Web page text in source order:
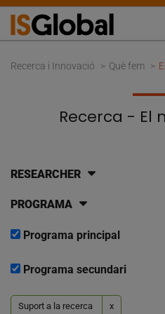
Recerca i Innovació Què fem
Recerca - El
RESEARCHER
PROGRAMA
Programa principal
Programa secundari
Suport a la recerca x